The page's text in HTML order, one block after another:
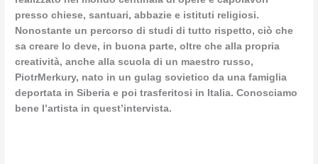
presso chiese, santuari, abbazie e istituti religiosi.
Nonostante un percorso di studi di tutto rispetto, ciò che
sa creare lo deve, in buona parte, oltre che alla propria
creatività, anche alla scuola di un maestro russo,
PiotrMerkury, nato in un gulag sovietico da una famiglia
deportata in Siberia e poi trasferitosi in Italia. Conosciamo
bene l’artista in quest’intervista.